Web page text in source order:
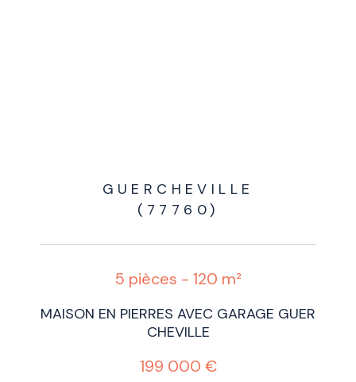
GUERCHEVILLE
(77760)
5 pièces - 120 m²
MAISON EN PIERRES AVEC GARAGE GUER
CHEVILLE
199 000 €